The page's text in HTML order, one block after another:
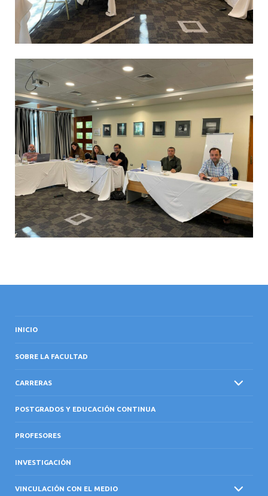
INICIO
SOBRE LA FACULTAD
CARRERAS
POSTGRADOS Y EDUCACIÓN CONTINUA
PROFESORES
INVESTIGACIÓN
VINCULACIÓN CON EL MEDIO